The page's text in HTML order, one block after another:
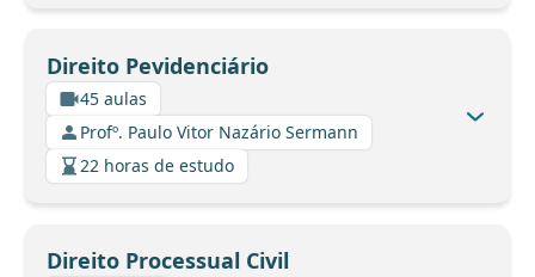
Direito Pevidenciário
45 aulas
Profº. Paulo Vitor Nazário Sermann
22 horas de estudo
Direito Processual Civil